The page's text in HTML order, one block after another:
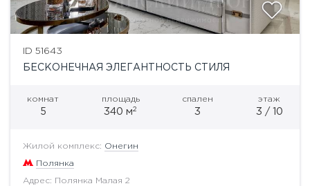
ID 51643
БЕСКОНЕЧНАЯ ЭЛЕГАНТНОСТЬ СТИЛЯ
комнат
5
площадь
340 м2
спален
3
этаж
3 / 10
Жилой комплекс: Онегин
Полянка
Адрес: Полянка Малая 2